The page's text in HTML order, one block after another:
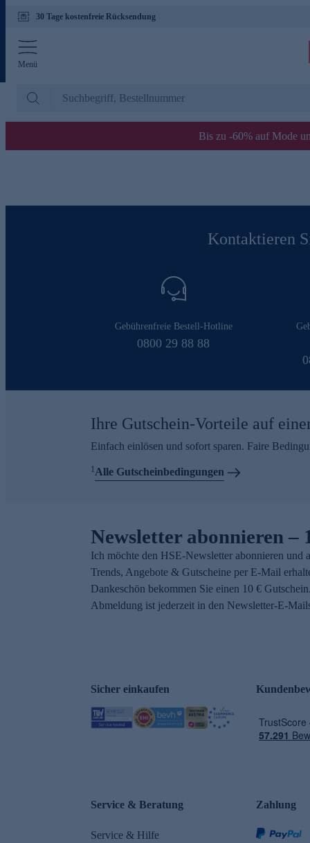
30 Tage kostenfreie Rücksendung
Menü
Bis zu -60% auf Mode
Kontaktieren
Gebührenfreie Bestell-Hotline
0800 29 88 88
Ihre Gutschein-Vorteile auf
Einfach einlösen und sofort sparen. Faire
1Alle Gutscheinbedingungen
Newsletter abonnieren –
Ich möchte den HSE-Newsletter abonnieren und
Trends, Angebote & Gutscheine per E-Mail
Dankeschön bekommen Sie einen 10 €
Abmeldung ist jederzeit in den Newsletter-E-
Sicher einkaufen
Service & Beratung
Service & Hilfe
Zahlung